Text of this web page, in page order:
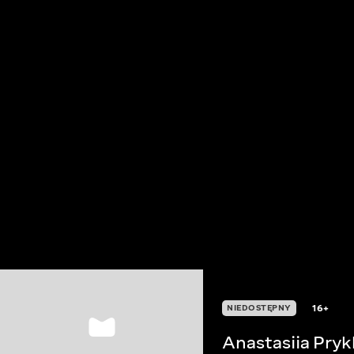
NIEDOSTĘPNY 16+
Anastasiia